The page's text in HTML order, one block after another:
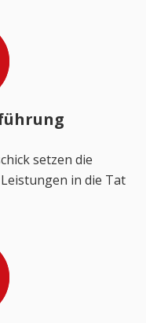
setzen die
in die Tat